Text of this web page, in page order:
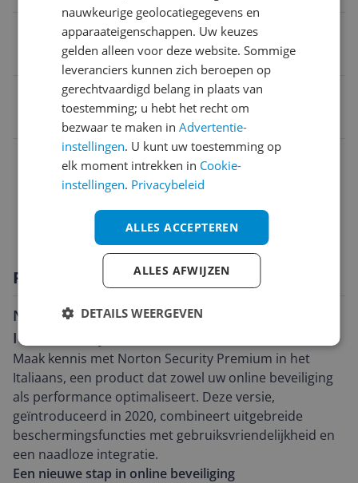
Aantal apparaten per licentie
5397039338422
Aantal licenties en gebruikers
Artikelinformatie
Productomschrijving
Norton Security Premium - Veiligheid met een
Italiaans tintje
Maak kennis met Norton Security Premium in het
Italiaans, een product dat zowel uw online beveiliging
als performance optimaliseert. Deze versie,
geïntroduceerd in 2020, combineert uitgebreide
beschermingsfuncties met gebruiksvriendelijkheid en
een naadloze integratie.
Een nieuwe stap in online beveiliging
nauwkeurige geolocatiegegevens en
apparaateigenschappen. Uw keuzes
gelden alleen voor deze website. Sommige
leveranciers kunnen zich beroepen op
gerechtvaardigd belang in plaats van
toestemming; u hebt het recht om
bezwaar te maken inAdvertentie-
instellingen. U kunt uw toestemming op
elk moment intrekken in Cookie-
instellingen. Privacybeleid
ALLES ACCEPTEREN
ALLES AFWIJZEN
DETAILS WEERGEVEN